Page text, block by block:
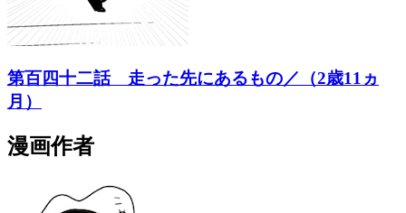
第百四十二話 走った先にあるもの／（2歳11ヵ
月）
漫画作者